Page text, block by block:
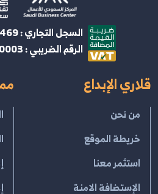
السجل التجاري : 2054100469
الرقم الضريبي : 301270962100003
قلاري الإبداع
من نحن
خريطة الموقع
استثمر معنا
الإستضافة الامنة